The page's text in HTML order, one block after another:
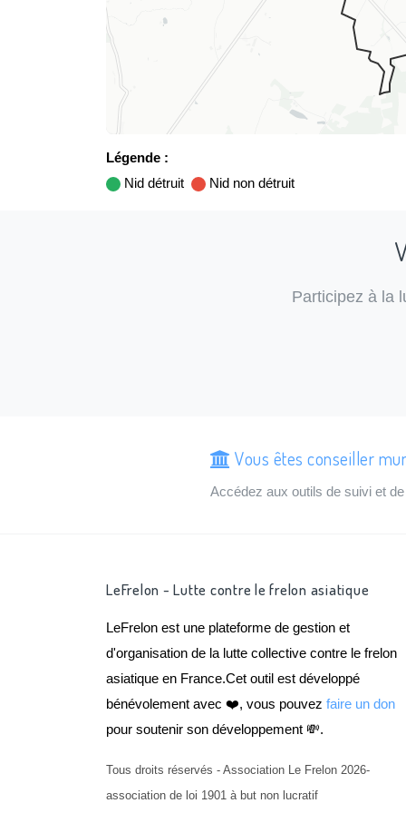
Légende :
Nid détruit
Nid non détruit
Participez à la
Vous êtes conseiller
Accédez aux outils de suivi et
LeFrelon - Lutte contre le frelon asiatique
LeFrelon est une plateforme de gestion et
d'organisation de la lutte collective contre le frelon
asiatique en France.Cet outil est développé
bénévolement avec ❤️, vous pouvez faire un don
pour soutenir son développement 💸.
Tous droits réservés - Association Le Frelon 2026-
association de loi 1901 à but non lucratif